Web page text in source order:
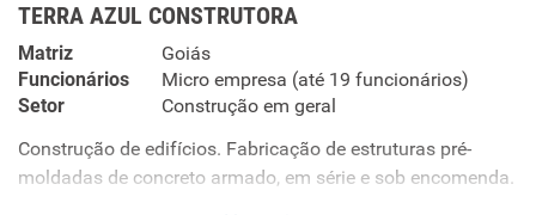
TERRA AZUL CONSTRUTORA
Matriz
Goiás
Funcionários
Micro empresa (até 19 funcionários)
Setor
Construção em geral
Construção de edifícios. Fabricação de estruturas pré-
moldadas de concreto armado, em série e sob encomenda.